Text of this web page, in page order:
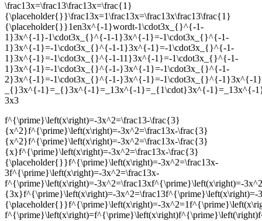
\frac13x=\frac13\frac13x=\frac{1}
{\placeholder{}}\frac13x=1\frac13x=\frac13x\frac13\frac{1}
{\placeholder{}}1en3x^{-1}wordt-1\cdot3x_{}^{-1-
1}3x^{-1}-1\cdot3x_{}^{-1-1}3x^{-1}=-1\cdot3x_{}^{-1-
1}3x^{-1}=-1\cdot3x_{}^{-1-1}3x^{-1}=-1\cdot3x_{}^{-1-
1}3x^{-1}=-1\cdot3x_{}^{-1-11}3x^{-1}=-1\cdot3x_{}^{-1-
1}3x^{-1}=-1\cdot3x_{}^{-1-}3x^{-1}=-1\cdot3x_{}^{-1-
2}3x^{-1}=-1\cdot3x_{}^{-1-}3x^{-1}=-1\cdot3x_{}^{-1}3x^{-
_{}3x^{-1}=_{}3x^{-1}=_13x^{-1}=_{1\cdot}3x^{-1}=_13x^{-
3x3
f^{\prime}\left(x\right)=-3x^2=\frac13-\frac{3}
{x^2}f^{\prime}\left(x\right)=-3x^2=\frac13x-\frac{3}
{x^2}f^{\prime}\left(x\right)=-3x^2=\frac13x-\frac{3}
{x}f^{\prime}\left(x\right)=-3x^2=\frac13x-\frac{3}
{\placeholder{}}f^{\prime}\left(x\right)=-3x^2=\frac13x-
3f^{\prime}\left(x\right)=-3x^2=\frac13x-
f^{\prime}\left(x\right)=-3x^2=\frac13xf^{\prime}\left(x\right)=-
{3x}f^{\prime}\left(x\right)=-3x^2=\frac13f^{\prime}\left(x\right)=-
{\placeholder{}}f^{\prime}\left(x\right)=-